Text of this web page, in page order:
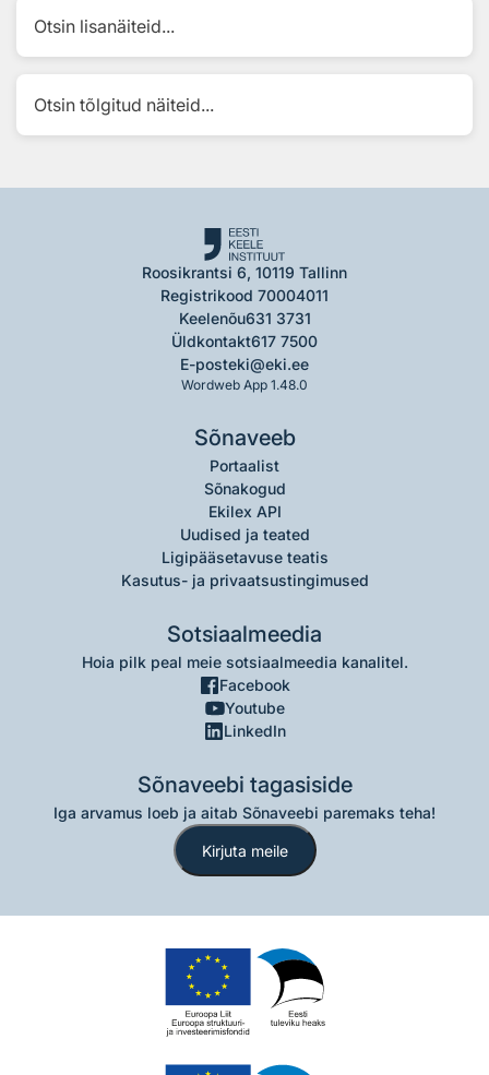
Otsin lisanäiteid...
Otsin tõlgitud näiteid...
Roosikrantsi 6, 10119 Tallinn
Registrikood 70004011
Keelenõu631 3731
Üldkontakt617 7500
E-posteki@eki.ee
Wordweb App 1.48.0
Sõnaveeb
Portaalist
Sõnakogud
Ekilex API
Uudised ja teated
Ligipääsetavuse teatis
Kasutus- ja privaatsustingimused
Sotsiaalmeedia
Hoia pilk peal meie sotsiaalmeedia kanalitel.
Facebook
Youtube
LinkedIn
Sõnaveebi tagasiside
Iga arvamus loeb ja aitab Sõnaveebi paremaks teha!
Kirjuta meile